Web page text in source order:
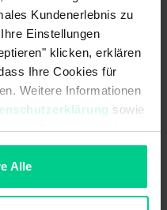
Kundenerlebnis zu
Einstellungen
klicken, erklären
Ihre Cookies für
Weitere Informationen
sowie
nicht einverstanden
von Cookies hier
Alle
details
when paying